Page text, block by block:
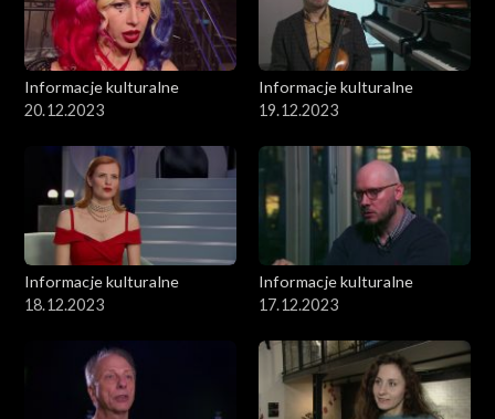
Informacje kulturalne
20.12.2023
Informacje kulturalne
19.12.2023
Informacje kulturalne
18.12.2023
Informacje kulturalne
17.12.2023